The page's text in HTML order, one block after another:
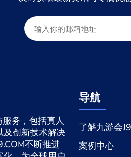
务，包括真人
及创新技术解决
不断推进
导航
了解九游会J9
案例中心